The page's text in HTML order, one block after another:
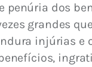
penúria dos
grandes
injúrias e